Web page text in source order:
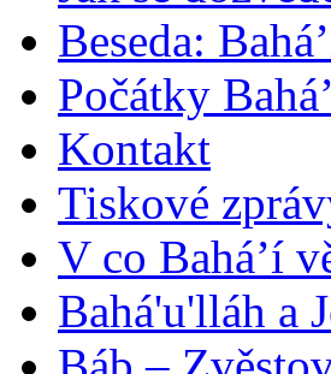
Beseda:
Počátky
Kontakt
Tiskové
V co Bahá’í
Bahá'u'lláh a